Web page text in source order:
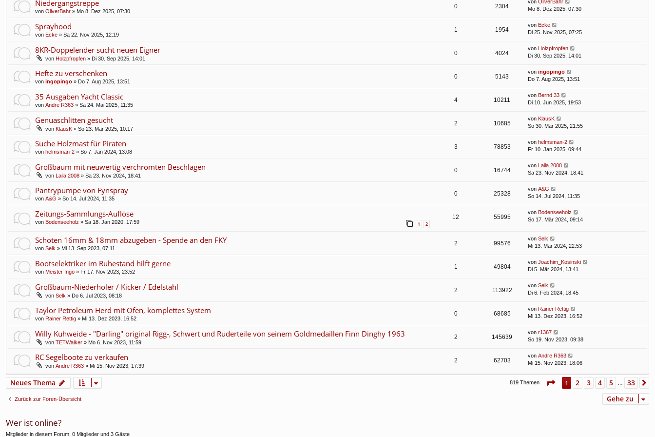
Niedergangstreppe
von OliverBahr » Mo 8. Dez 2025, 07:30
0 2304
von OliverBahr
Mo 8. Dez 2025, 07:30
Sprayhood
von Ecke » Sa 22. Nov 2025, 12:19
1 1954
von Ecke
Di 25. Nov 2025, 07:25
8KR-Doppelender sucht neuen Eigner
von Holzpfropfen » Di 30. Sep 2025, 14:01
0 4024
von Holzpfropfen
Di 30. Sep 2025, 14:01
Hefte zu verschenken
von ingopingo » Do 7. Aug 2025, 13:51
0 5143
von ingopingo
Do 7. Aug 2025, 13:51
35 Ausgaben Yacht Classic
von Andre R363 » Sa 24. Mai 2025, 11:35
4 10211
von Bernd 33
Di 10. Jun 2025, 19:53
Genuaschlitten gesucht
von KlausK » So 23. Mär 2025, 10:17
2 10685
von KlausK
So 30. Mär 2025, 21:55
Suche Holzmast für Piraten
von helmsman-2 » So 7. Jan 2024, 13:08
3 78853
von helmsman-2
Fr 10. Jan 2025, 09:44
Großbaum mit neuwertig verchromten Beschlägen
von Laila.2008 » Sa 23. Nov 2024, 18:41
0 16744
von Laila.2008
Sa 23. Nov 2024, 18:41
Pantrypumpe von Fynspray
von A&G » So 14. Jul 2024, 11:35
0 25328
von A&G
So 14. Jul 2024, 11:35
Zeitungs-Sammlungs-Auflöse
von Bodenseeholz » Sa 18. Jan 2020, 17:59 1 2
12 55995
von Bodenseeholz
So 17. Mär 2024, 09:14
Schoten 16mm & 18mm abzugeben - Spende an den FKY
von Selk » Mi 13. Sep 2023, 07:11
2 99576
von Selk
Mi 13. Mär 2024, 22:53
Bootselektriker im Ruhestand hilft gerne
von Meister Ingo » Fr 17. Nov 2023, 23:52
1 49804
von Joachim_Kosinski
Di 5. Mär 2024, 13:41
Großbaum-Niederholer / Kicker / Edelstahl
von Selk » Do 6. Jul 2023, 08:18
2 113922
von Selk
Di 6. Feb 2024, 18:45
Taylor Petroleum Herd mit Ofen, komplettes System
von Rainer Rettig » Mi 13. Dez 2023, 16:52
0 68685
von Rainer Rettig
Mi 13. Dez 2023, 16:52
Willy Kuhweide - "Darling" original Rigg-, Schwert und Ruderteile von seinem Goldmedaillen Finn Dinghy 1963
von TETWalker » Mo 6. Nov 2023, 11:59
2 145639
von r1367
So 19. Nov 2023, 09:38
RC Segelboote zu verkaufen
von Andre R363 » Mi 15. Nov 2023, 17:39
2 62703
von Andre R363
Mi 15. Nov 2023, 18:06
Neues Thema 819 Themen Seite 1von 33
1 2 3 4 5 33
Zurück zur Foren-Übersicht Gehe zu
Wer ist online?
Mitglieder in diesem Forum: 0 Mitglieder und 3 Gäste